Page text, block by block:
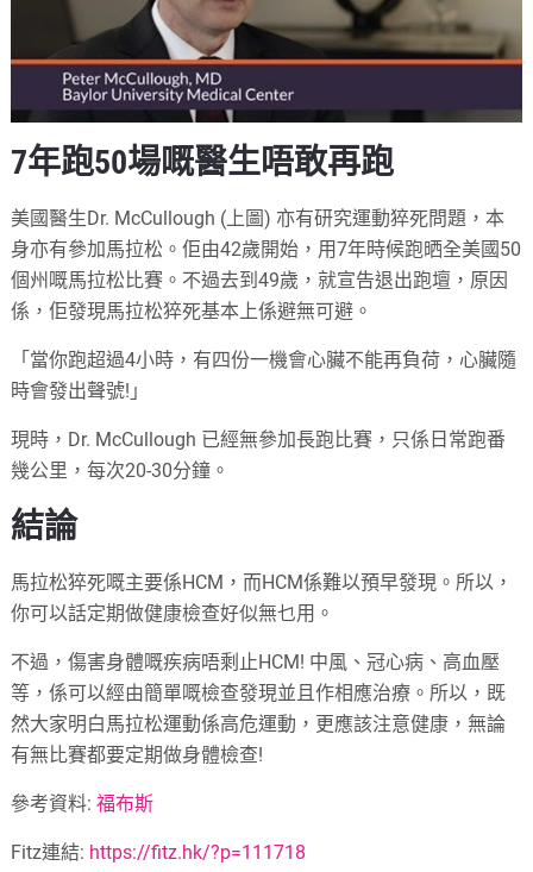
7年跑50場嘅醫生唔敢再跑
美國醫生Dr. McCullough (上圖) 亦有研究運動猝死問題，本
身亦有參加馬拉松。佢由42歲開始，用7年時候跑晒全美國50
個州嘅馬拉松比賽。不過去到49歲，就宣告退出跑壇，原因
係，佢發現馬拉松猝死基本上係避無可避。
「當你跑超過4小時，有四份一機會心臟不能再負荷，心臟隨
時會發出聲號!」
現時，Dr. McCullough 已經無參加長跑比賽，只係日常跑番
幾公里，每次20-30分鐘。
結論
馬拉松猝死嘅主要係HCM，而HCM係難以預早發現。所以，
你可以話定期做健康檢查好似無乜用。
不過，傷害身體嘅疾病唔剩止HCM! 中風、冠心病、高血壓
等，係可以經由簡單嘅檢查發現並且作相應治療。所以，既
然大家明白馬拉松運動係高危運動，更應該注意健康，無論
有無比賽都要定期做身體檢查!
參考資料:福布斯
Fitz連結: https://fitz.hk/?p=111718